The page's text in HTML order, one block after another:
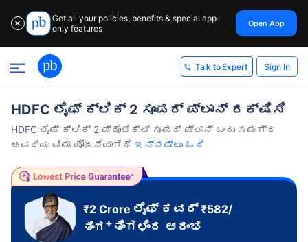
✕
Get all your policies, benefits & special app-
only features
Open App
Talk to Expert Sign In
HDFC ಲೈಫ್ ಕ್ಲಿಕ್ 2 ಸೂಪರ್ ಪ್ಲಾನ್ ರಕ್ಷಿಸಿ
HDFC ಲೈಫ್ ಕ್ಲಿಕ್ 2 ಪ್ರೊಟೆಕ್ಟ್ ಸೂಪರ್ ಪ್ಲಾನ್ ಒಂದು ಸಮಗ್ರ
ಅವಧಿಯ ವಿಮಾ ಯೋಜನೆಯಾಗಿದೆ ಇನ್ನಷ್ಟು ಓದಿ
₹2 Crore ಲೈಫ್ ಕವರ್₹582/
ತಿಂಗ + ತಿಂಗಳಿಂದ ಆರಂಭ